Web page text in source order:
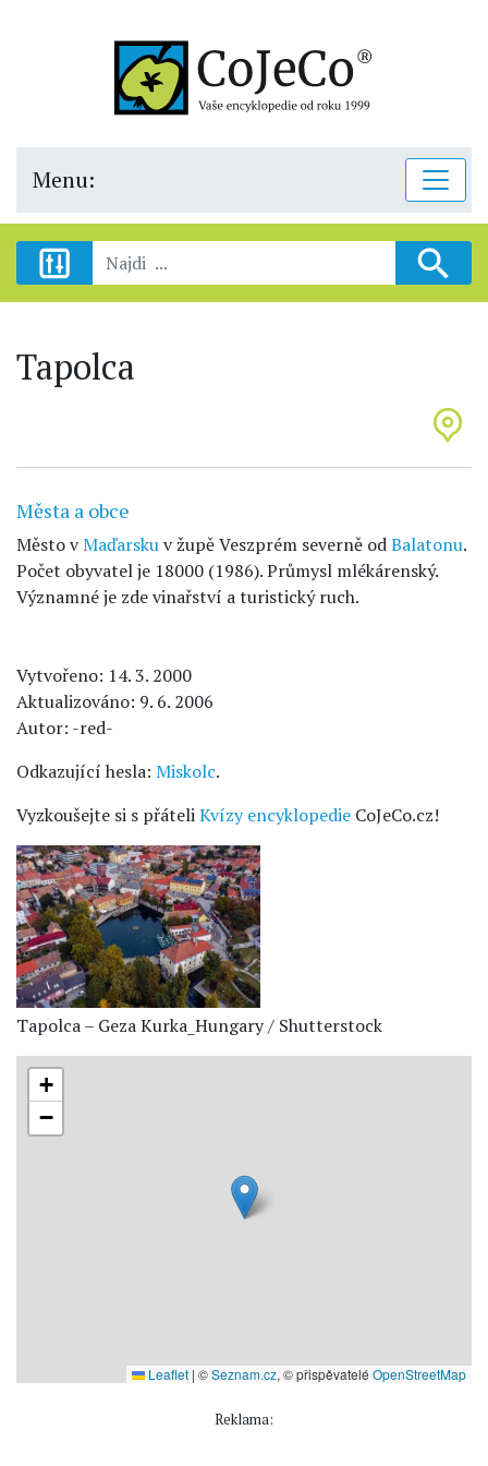
Menu:
Tapolca
Města a obce
Město vMaďarskuv župě Veszprém severně odBalatonu.
Počet obyvatel je 18000 (1986). Průmysl mlékárenský.
Významné je zde vinařství a turistický ruch.
Vytvořeno: 14. 3. 2000
Aktualizováno: 9. 6. 2006
Autor: -red-
Odkazující hesla: Miskolc.
Vyzkoušejte si s přáteliKvízy encyklopedie CoJeCo.cz!
Tapolca – Geza Kurka_Hungary / Shutterstock
+
−
Leaflet | ©Seznam.cz, © přispěvatelé OpenStreetMap
Reklama: